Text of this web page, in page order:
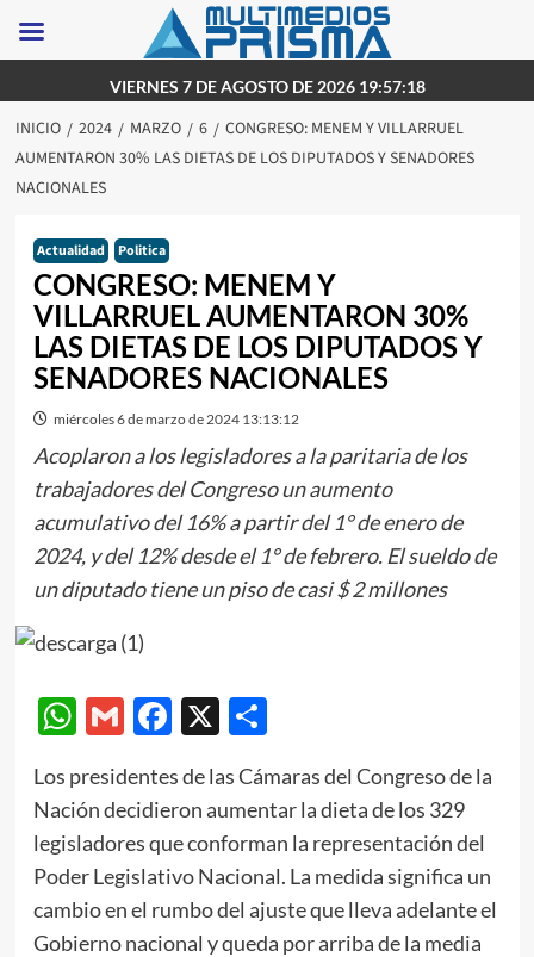
al
contenido
VIERNES 7 DE AGOSTO DE 2026 19:57:18
INICIO 2024 MARZO 6
CONGRESO: MENEM Y VILLARRUEL
AUMENTARON 30% LAS DIETAS DE LOS DIPUTADOS Y SENADORES
NACIONALES
Actualidad Politica
CONGRESO: MENEM Y
VILLARRUEL AUMENTARON 30%
LAS DIETAS DE LOS DIPUTADOS Y
SENADORES NACIONALES
miércoles 6 de marzo de 2024 13:13:12
Acoplaron a los legisladores a la paritaria de los
trabajadores del Congreso un aumento
acumulativo del 16% a partir del 1° de enero de
2024, y del 12% desde el 1° de febrero. El sueldo de
un diputado tiene un piso de casi $ 2 millones
WhatsApp
GmailFacebook
X Compartir
Los presidentes de las Cámaras del Congreso de la
Nación decidieron aumentar la dieta de los 329
legisladores que conforman la representación del
Poder Legislativo Nacional. La medida significa un
cambio en el rumbo del ajuste que lleva adelante el
Gobierno nacional y queda por arriba de la media